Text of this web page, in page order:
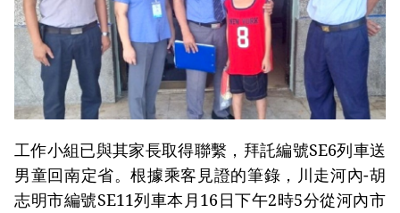
工作小組已與其家長取得聯繫，拜託編號SE6列車送
男童回南定省。根據乘客見證的筆錄，川走河內-胡
志明市編號SE11列車本月16日下午2時5分從河內市